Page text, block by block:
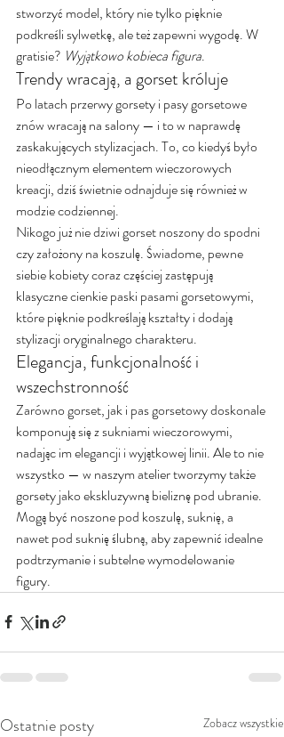
stworzyć model, który nie tylko pięknie
podkreśli sylwetkę, ale też zapewni wygodę. W
gratisie? Wyjątkowo kobieca figura.
Trendy wracają, a gorset króluje
Po latach przerwy gorsety i pasy gorsetowe
znów wracają na salony — i to w naprawdę
zaskakujących stylizacjach. To, co kiedyś było
nieodłącznym elementem wieczorowych
kreacji, dziś świetnie odnajduje się również w
modzie codziennej.
Nikogo już nie dziwi gorset noszony do spodni
czy założony na koszulę. Świadome, pewne
siebie kobiety coraz częściej zastępują
klasyczne cienkie paski pasami gorsetowymi,
które pięknie podkreślają kształty i dodają
stylizacji oryginalnego charakteru.
Elegancja, funkcjonalność i
wszechstronność
Zarówno gorset, jak i pas gorsetowy doskonale
komponują się z sukniami wieczorowymi,
nadając im elegancji i wyjątkowej linii. Ale to nie
wszystko — w naszym atelier tworzymy także
gorsety jako ekskluzywną bieliznę pod ubranie.
Mogą być noszone pod koszulę, suknię, a
nawet pod suknię ślubną, aby zapewnić idealne
podtrzymanie i subtelne wymodelowanie
figury.
Ostatnie posty Zobacz wszystkie